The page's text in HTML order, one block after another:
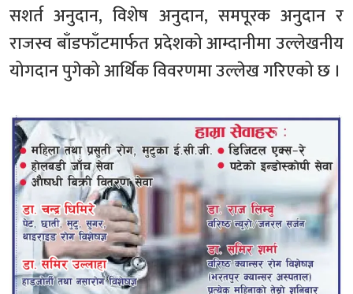
सशर्त अनुदान, विशेष अनुदान, समपूरक अनुदान र
राजस्व बाँडफाँटमार्फत प्रदेशको आम्दानीमा उल्लेखनीय
योगदान पुगेको आर्थिक विवरणमा उल्लेख गरिएको छ ।